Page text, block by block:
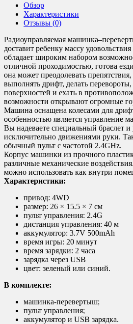
Обзор
Характеристики
Отзывы (0)
Радиоуправляемая
доставит ребенку массу
обладает широким набором
отличной проходимостью, готова
она может преодолевать
выполнять дрифт, делать перевороты,
поверхностей и ехать в
возможности открывают огромные
Машина оснащена колесами для
особенностью является управление
Вы надеваете специальный браслет
исключительно движениями руки.
обычный пульт с частотой 2.4GHz.
Корпус машинки из прочного
различные механические
можно использовать как внутри
Характеристики:
привод: 4WD
размер: 26 × 15.5 × 7 см
пульт управления: 2.4G
дистанция управления: 40 м
аккумулятор: 3.7V 500mAh
время игры: 20 минут
время зарядки: 2 часа
зарядка через USB
цвет: зеленый или синий.
В комплекте:
машинка-перевертыш;
пульт управления;
аккумулятор и USB зарядка.